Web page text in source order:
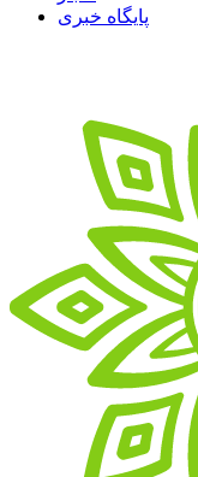
پایگاه خبری